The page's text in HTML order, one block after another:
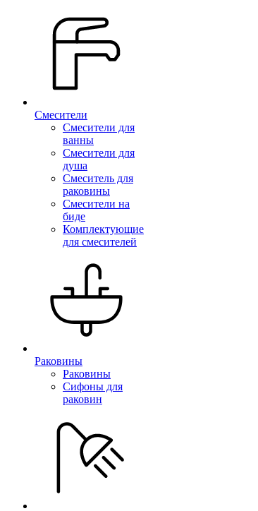
Смесители
Смесители для
ванны
Смесители для
душа
Смеситель для
раковины
Смесители на
биде
Комплектующие
для смесителей
Раковины
Раковины
Сифоны для
раковин